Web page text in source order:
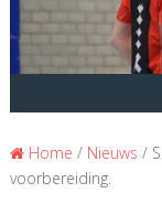
Home / Nieuws /
voorbereiding.